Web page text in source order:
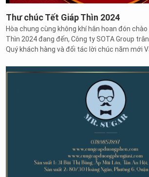
Thư chúc Tết Giáp Thìn 2024
Hòa chung cùng không khí hân hoan đón
Thìn 2024 đang đến, Công ty SOTA Group
Quý khách hàng và đối tác lời chúc năm mới